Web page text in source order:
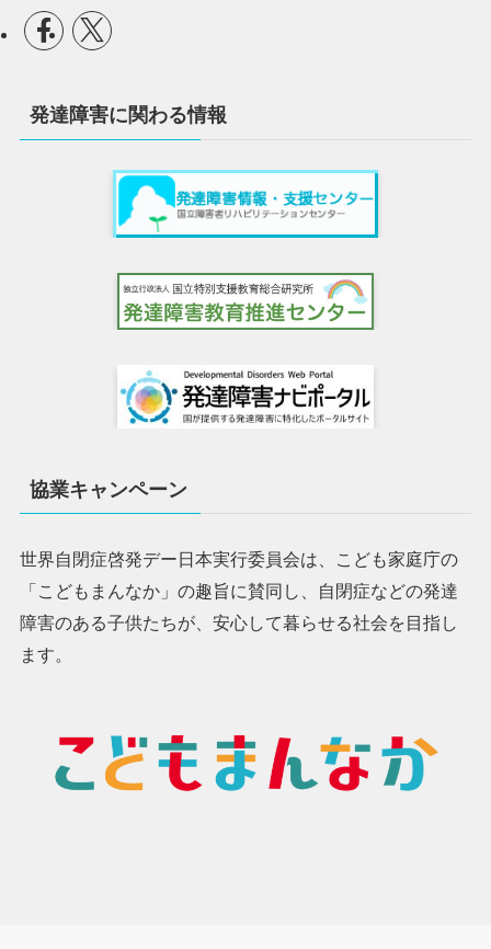
発達障害に関わる情報
協業キャンペーン
世界自閉症啓発デー日本実行委員会は、こども家庭庁の
「こどもまんなか」の趣旨に賛同し、自閉症などの発達
障害のある子供たちが、安心して暮らせる社会を目指し
ます。